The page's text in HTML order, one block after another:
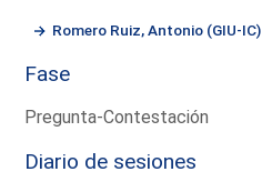
Romero Ruiz, Antonio (GIU-IC)
Fase
Pregunta-Contestación
Diario de sesiones